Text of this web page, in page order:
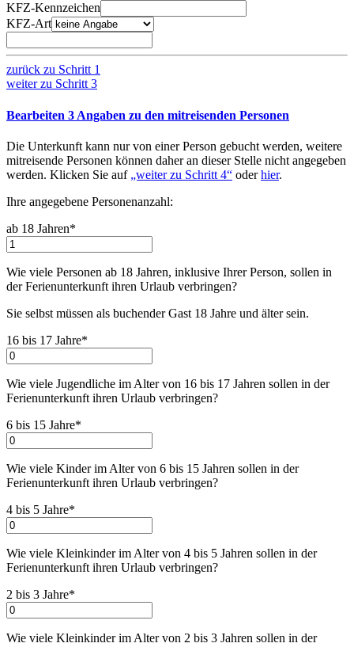
KFZ-Kennzeichen
KFZ-Art
zurück zu Schritt 1
weiter zu Schritt 3
Bearbeiten 3 Angaben zu den mitreisenden Personen
Die Unterkunft kann nur von einer Person gebucht werden, weitere
mitreisende Personen können daher an dieser Stelle nicht angegeben
werden. Klicken Sie auf „weiter zu Schritt 4“ oderhier.
Ihre angegebene Personenanzahl:
ab 18 Jahren*
Wie viele Personen ab 18 Jahren, inklusive Ihrer Person, sollen in
der Ferienunterkunft ihren Urlaub verbringen?
Sie selbst müssen als buchender Gast 18 Jahre und älter sein.
16 bis 17 Jahre*
Wie viele Jugendliche im Alter von 16 bis 17 Jahren sollen in der
Ferienunterkunft ihren Urlaub verbringen?
6 bis 15 Jahre*
Wie viele Kinder im Alter von 6 bis 15 Jahren sollen in der
Ferienunterkunft ihren Urlaub verbringen?
4 bis 5 Jahre*
Wie viele Kleinkinder im Alter von 4 bis 5 Jahren sollen in der
Ferienunterkunft ihren Urlaub verbringen?
2 bis 3 Jahre*
Wie viele Kleinkinder im Alter von 2 bis 3 Jahren sollen in der